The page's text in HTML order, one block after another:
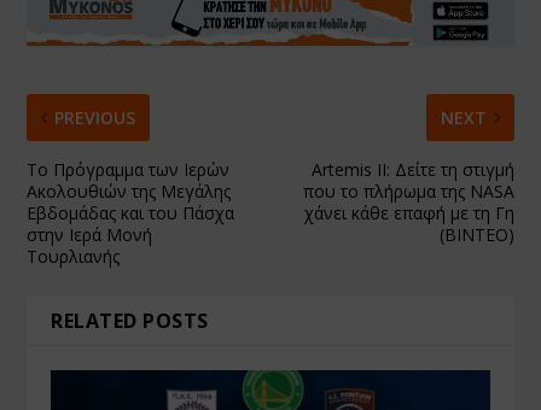
PREVIOUS
Το Πρόγραμμα των Ιερών
Ακολουθιών της Μεγάλης
Εβδομάδας και του Πάσχα
στην Ιερά Μονή
Τουρλιανής
NEXT
Artemis II: Δείτε τη στιγμή
που το πλήρωμα της NASA
χάνει κάθε επαφή με τη Γη
(ΒΙΝΤΕΟ)
RELATED POSTS